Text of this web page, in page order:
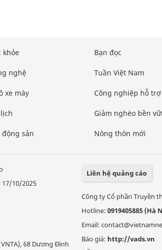
khỏe
nghệ
xe máy
động sản
Bạn đọc
Tuần Việt Nam
Công nghiệp hỗ trợ
Giảm nghèo bền
Nông thôn mới
17/10/2025
68 Dương Đình
Liên hệ quảng cáo
Công ty Cổ phần Truyền
Hotline: 0919405885 (Hà
Email:
Báo giá: http://vads.vn